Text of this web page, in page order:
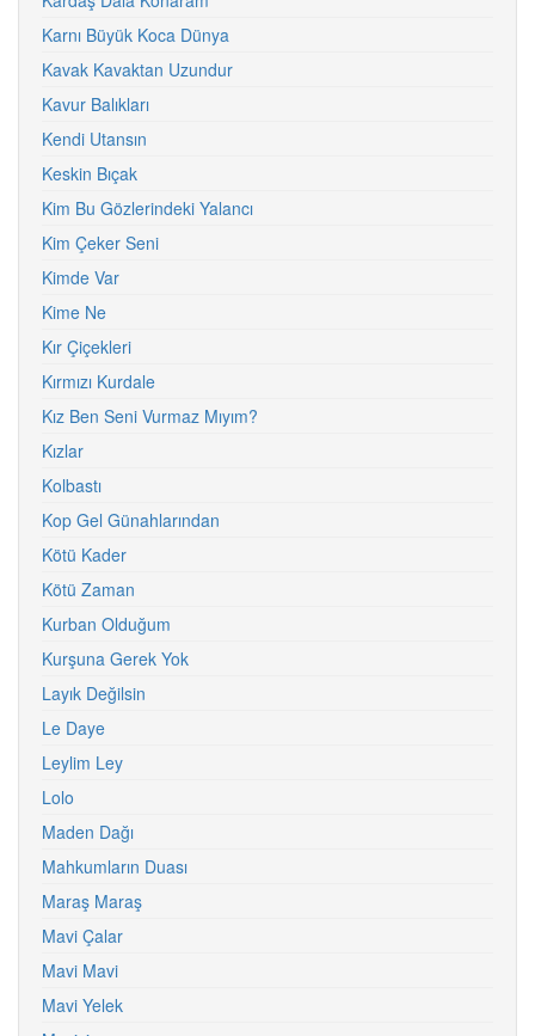
Karnı Büyük Koca Dünya
Kavak Kavaktan Uzundur
Kavur Balıkları
Kendi Utansın
Keskin Bıçak
Kim Bu Gözlerindeki Yalancı
Kim Çeker Seni
Kimde Var
Kime Ne
Kır Çiçekleri
Kırmızı Kurdale
Kız Ben Seni Vurmaz Mıyım?
Kızlar
Kolbastı
Kop Gel Günahlarından
Kötü Kader
Kötü Zaman
Kurban Olduğum
Kurşuna Gerek Yok
Layık Değilsin
Le Daye
Leylim Ley
Lolo
Maden Dağı
Mahkumların Duası
Maraş Maraş
Mavi Çalar
Mavi Mavi
Mavi Yelek